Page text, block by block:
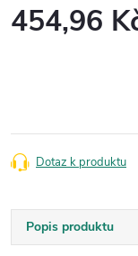
454,96
Dotaz k produktu
Popis produktu